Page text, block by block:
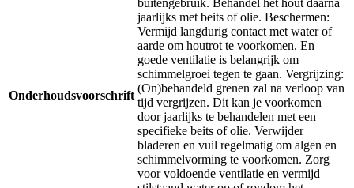
Onderhoudsvoorschrift
jaarlijks met beits of olie. Beschermen:
Vermijd langdurig contact met water of
aarde om houtrot te voorkomen. En
goede ventilatie is belangrijk om
schimmelgroei tegen te gaan. Vergrijzing:
(On)behandeld grenen zal na verloop van
tijd vergrijzen. Dit kan je voorkomen
door jaarlijks te behandelen met een
specifieke beits of olie. Verwijder
bladeren en vuil regelmatig om algen en
schimmelvorming te voorkomen. Zorg
voor voldoende ventilatie en vermijd